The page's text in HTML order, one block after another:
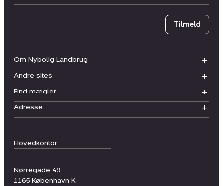
Hovedkontor
Nørregade 49
1165 København K
Om Nybolig Landbrug
Andre sites
Find mægler
Adresse
Tilmeld